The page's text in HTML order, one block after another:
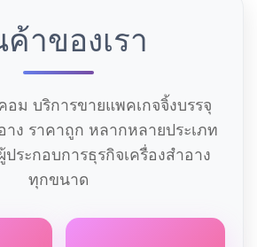
าของเรา
อม บริการขายแพคเกจจิ้งบรรจุ
ง ราคาถูก หลากหลายประเภท
ระกอบการธุรกิจเครื่องสำอาง
ทุกขนาด